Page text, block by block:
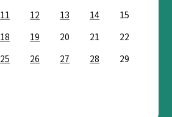
11 12 13 14
15
18 19 20 21
22
25 26 27 28
29